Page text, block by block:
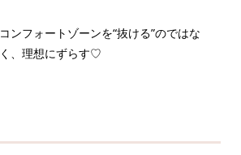
コンフォートゾーンを“抜ける”のではな
く、理想にずらす♡